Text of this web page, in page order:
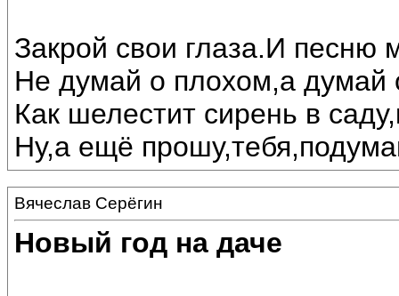
Закрой свои глаза.И песню
Не думай о плохом,а думай
Как шелестит сирень в
Ну,а ещё
Вячеслав Серёгин
Новый год на даче